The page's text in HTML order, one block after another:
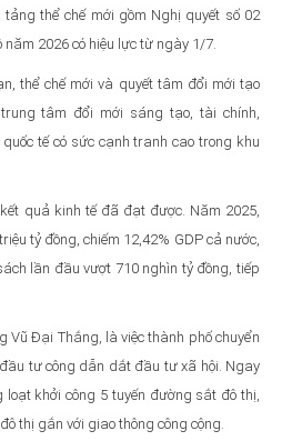
thể chế mới gồm Nghị quyết số 02
2026 có hiệu lực từ ngày 1/7.
thể chế mới và quyết tâm đổi mới tạo
tâm đổi mới sáng tạo, tài chính,
tế có sức cạnh tranh cao trong khu
quả kinh tế đã đạt được. Năm 2025,
tỷ đồng, chiếm 12,42% GDP cả nước,
lần đầu vượt 710 nghìn tỷ đồng, tiếp
Vũ Đại Thắng, là việc thành phố chuyển
tư công dẫn dắt đầu tư xã hội. Ngay
khởi công 5 tuyến đường sắt đô thị,
thị gắn với giao thông công cộng.